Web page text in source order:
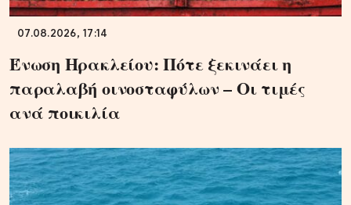
07.08.2026, 17:14
Ένωση Ηρακλείου: Πότε ξεκινάει η
παραλαβή οινοσταφύλων – Οι τιμές
ανά ποικιλία